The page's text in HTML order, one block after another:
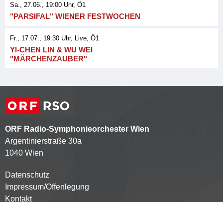
Sa., 27.06., 19:00 Uhr, Ö1
"PARSIFAL" WIENER FESTWOCHEN
Fr., 17.07., 19:30 Uhr, Live , Ö1
YI-CHEN LIN & WU WEI
"MÄRCHENZAUBER"
ORF Radio-Symphonieorchester Wien
Argentinierstraße 30a
1040 Wien
Kontaktmenü
Datenschutz
Impressum/Offenlegung
Kontakt